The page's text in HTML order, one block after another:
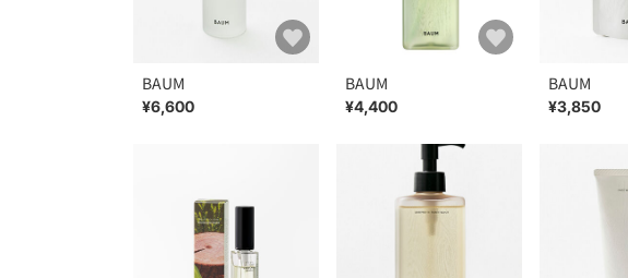
BAUM
¥6,600
BAUM
¥4,400
BAUM
¥3,850